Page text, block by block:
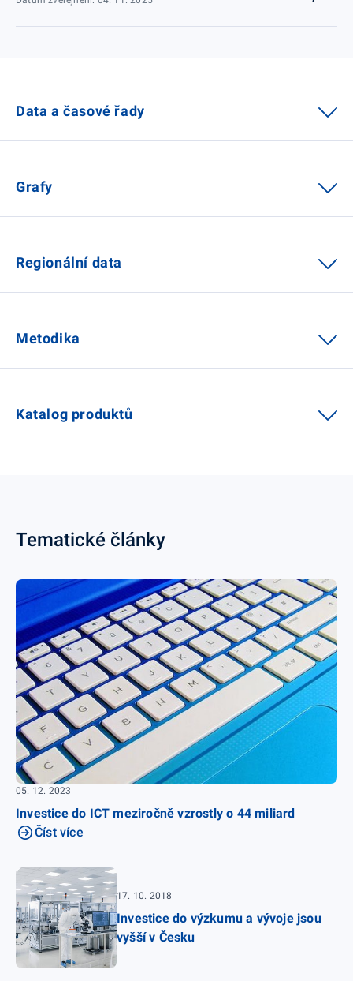
Data a časové řady
Grafy
Regionální data
Metodika
Katalog produktů
Tematické články
05. 12. 2023
Investice do ICT meziročně vzrostly o 44 miliard
Číst více
17. 10. 2018
Investice do výzkumu a vývoje jsou
vyšší v Česku